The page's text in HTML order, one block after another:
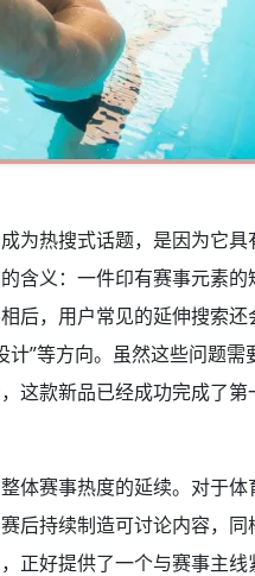
为热搜式话题，是因为它具
含义：一件印有赛事元素
后，用户常见的延伸搜索还
计”等方向。虽然这些问题
这款新品已经成功完成了
体赛事热度的延续。对于体
后持续制造可讨论内容，
正好提供了一个与赛事主